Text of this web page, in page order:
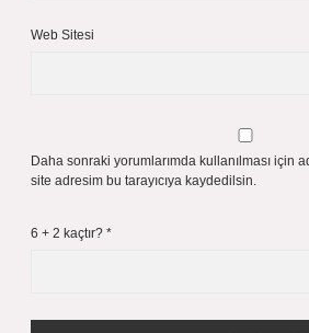
Web Sitesi
Daha sonraki yorumlarımda kullanılması için
site adresim bu tarayıcıya kaydedilsin.
6 + 2 kaçtır? *